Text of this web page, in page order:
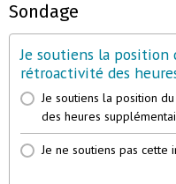
Sondage
Je soutiens la position
rétroactivité des
Je soutiens la position
des heures
Je ne soutiens pas cette